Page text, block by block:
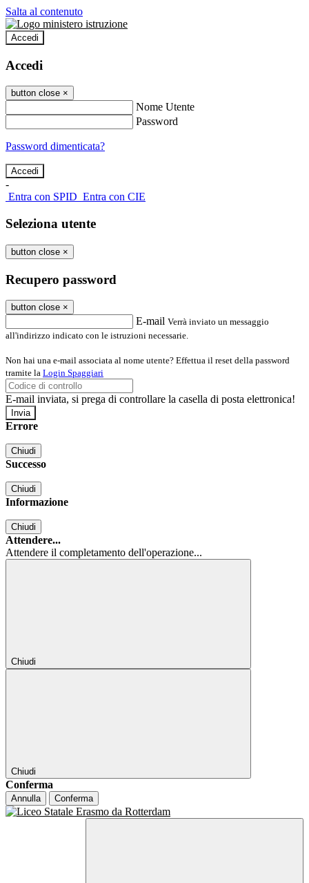
Salta al contenuto
Accedi
Accedi
button close ×
Nome Utente
Password
Password dimenticata?
-
Entra con SPID Entra con CIE
Seleziona utente
button close ×
Recupero password
button close ×
E-mail Verrà inviato un messaggio
all'indirizzo indicato con le istruzioni necessarie.
Non hai una e-mail associata al nome utente? Effettua il reset della password
tramite la Login Spaggiari
E-mail inviata, si prega di controllare la casella di posta elettronica!
Errore
Chiudi
Successo
Chiudi
Informazione
Chiudi
Attendere...
Attendere il completamento dell'operazione...
Chiudi
Chiudi
Conferma
Annulla Conferma